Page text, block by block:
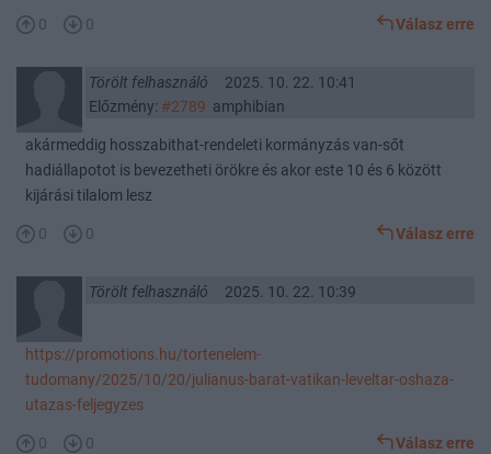
0 0 Válasz erre
Törölt felhasználó
2025. 10. 22. 10:41
Előzmény: #2789 amphibian
akármeddig hosszabithat-rendeleti kormányzás van-sőt
hadiállapotot is bevezetheti örökre és akor este 10 és 6 között
kijárási tilalom lesz
0 0 Válasz erre
Törölt felhasználó 2025. 10. 22. 10:39
https://promotions.hu/tortenelem-
tudomany/2025/10/20/julianus-barat-vatikan-leveltar-oshaza-
utazas-feljegyzes
0 0 Válasz erre